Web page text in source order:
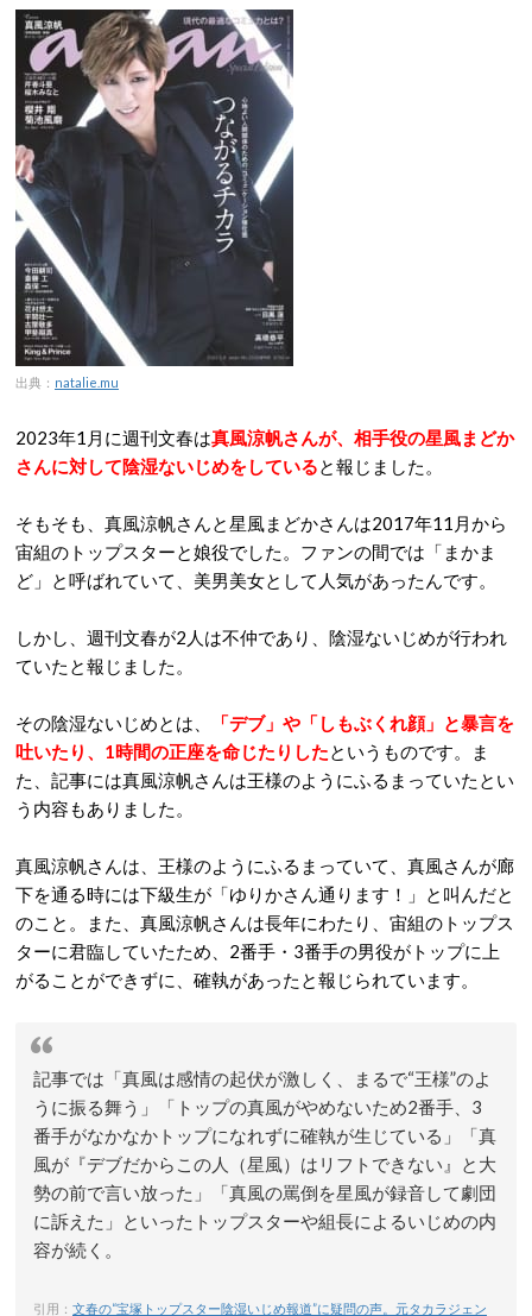
出典： natalie.mu
2023年1月に週刊文春は真風涼帆さんが、相手役の星風まどか
さんに対して陰湿ないじめをしていると報じました。
そもそも、真風涼帆さんと星風まどかさんは2017年11月から
宙組のトップスターと娘役でした。ファンの間では「まかま
ど」と呼ばれていて、美男美女として人気があったんです。
しかし、週刊文春が2人は不仲であり、陰湿ないじめが行われ
ていたと報じました。
その陰湿ないじめとは、
「デブ」や「しもぶくれ顔」と暴言を
吐いたり、1時間の正座を命じたりしたというものです。ま
た、記事には真風涼帆さんは王様のようにふるまっていたとい
う内容もありました。
真風涼帆さんは、王様のようにふるまっていて、真風さんが廊
下を通る時には下級生が「ゆりかさん通ります！」と叫んだと
のこと。また、真風涼帆さんは長年にわたり、宙組のトップス
ターに君臨していたため、2番手・3番手の男役がトップに上
がることができずに、確執があったと報じられています。
記事では「真風は感情の起伏が激しく、まるで“王様”のよ
うに振る舞う」「トップの真風がやめないため2番手、3
番手がなかなかトップになれずに確執が生じている」「真
風が『デブだからこの人（星風）はリフトできない』と大
勢の前で言い放った」「真風の罵倒を星風が録音して劇団
に訴えた」といったトップスターや組長によるいじめの内
容が続く。
引用： 文春の“宝塚トップスター陰湿いじめ報道”に疑問の声。元タカラジェン